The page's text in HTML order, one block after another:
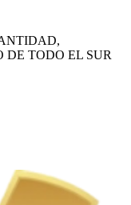
TODO EL SUR